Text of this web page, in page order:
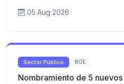
05 Aug 2026
Sector Público BOE
Nombramiento de 5